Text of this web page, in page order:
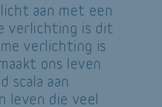
aan met een
verlichting is dit
verlichting is
ons leven
scala aan
leven die veel